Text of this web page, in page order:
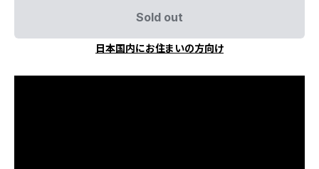
Sold out
日本国内にお住まいの方向け